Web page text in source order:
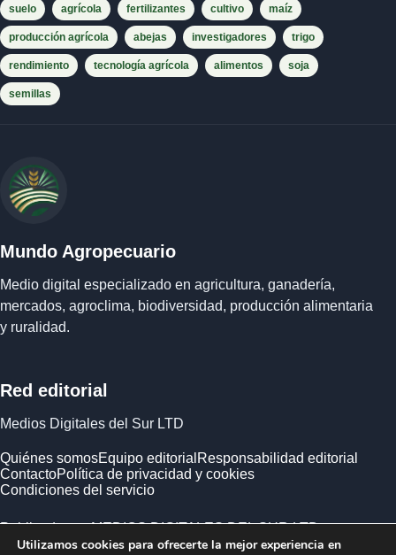
suelo agrícola fertilizantes cultivo maíz
producción agrícola abejas investigadores trigo
rendimiento tecnología agrícola alimentos soja
semillas
Mundo Agropecuario
Medio digital especializado en agricultura, ganadería,
mercados, agroclima, biodiversidad, producción alimentaria
y ruralidad.
Red editorial
Medios Digitales del Sur LTD
Quiénes somosEquipo editorial Responsabilidad editorial
ContactoPolítica de privacidad y cookies
Condiciones del servicio
Publicado por MEDIOS DIGITALES DEL SUR LTD ·
Empresa registrada en Inglaterra y Gales.
Utilizamos cookies para ofrecerte la mejor experiencia en